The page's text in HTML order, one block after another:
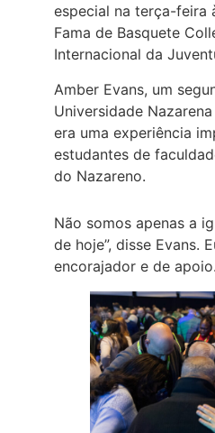
especial na terça-feira
Fama de Basquete
Internacional da
Amber Evans, um
Universidade
era uma experiência
estudantes de
do Nazareno.
Não somos apenas a
de hoje”, disse Evans.
encorajador e de apoio.